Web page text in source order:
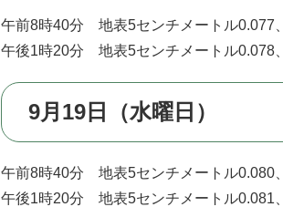
午前8時40分 地表5センチメートル0.077
午後1時20分 地表5センチメートル0.078
9月19日（水曜日）
午前8時40分 地表5センチメートル0.080
午後1時20分 地表5センチメートル0.081